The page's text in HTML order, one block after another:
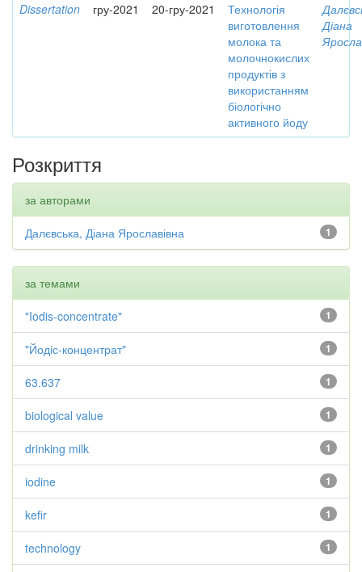
Dissertation гру-2021 20-гру-2021
Технологія
виготовлення
молока та
молочнокислих
продуктів з
використанням
біологічно
активного йоду
Діана
Розкриття
за авторами
1
Далєвська, Діана Ярославівна
за темами
1
"Iodis-concentrate"
1
"Йодіс-концентрат"
1
63.637
1
biological value
1
drinking milk
1
iodine
1
kefir
1
technology